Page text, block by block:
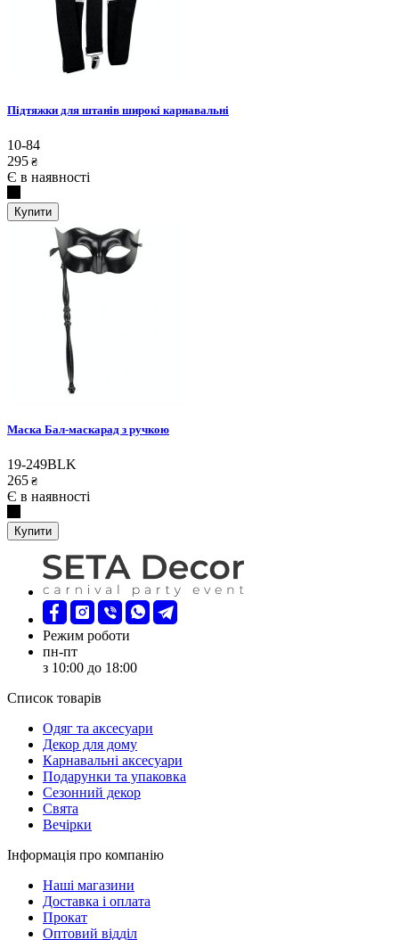
Підтяжки для штанів широкі карнавальні
10-84
295 ₴
Є в наявності
Купити
Маска Бал-маскарад з ручкою
19-249BLK
265 ₴
Є в наявності
Купити
Режим роботи
пн-пт
з 10:00 до 18:00
Список товарів
Oдяг та аксесуари
Декор для дому
Карнавальні аксесуари
Подарунки та упаковка
Сезонний декор
Свята
Вечірки
Інформація про компанію
Наші магазини
Доставка і оплата
Прокат
Оптовий відділ